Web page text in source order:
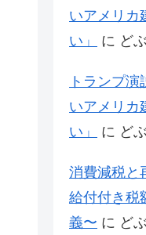
いアメリカ
い」
に ど
トランプ
いアメリカ
い」
に ど
消費減税と
給付付き税
義〜 に ど